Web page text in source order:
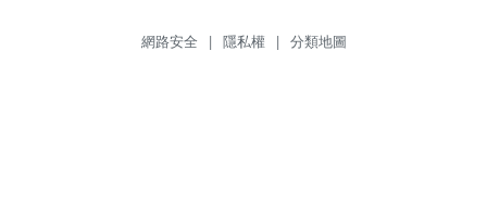
網路安全 | 隱私權 | 分類地圖